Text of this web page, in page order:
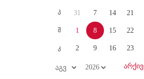
პ
შ
კ
31
1
2
7
8
9
14
15
16
21
22
23